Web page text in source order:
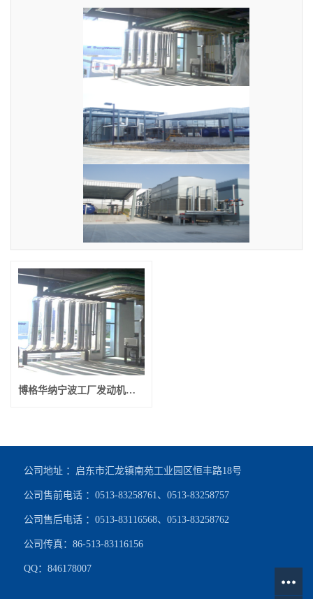
博格华纳宁波工厂发动机试验室
公司地址 ：启东市汇龙镇南苑工业园区恒丰路18号
公司售前电话 ：0513-83258761、0513-83258757
公司售后电话 ：0513-83116568、0513-83258762
公司传真：86-513-83116156
QQ：846178007